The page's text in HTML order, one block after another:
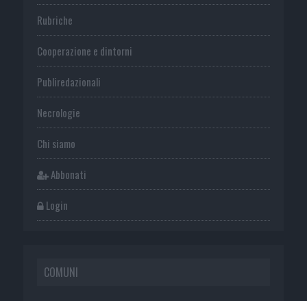
Rubriche
Cooperazione e dintorni
Publiredazionali
Necrologie
Chi siamo
Abbonati
Login
COMUNI